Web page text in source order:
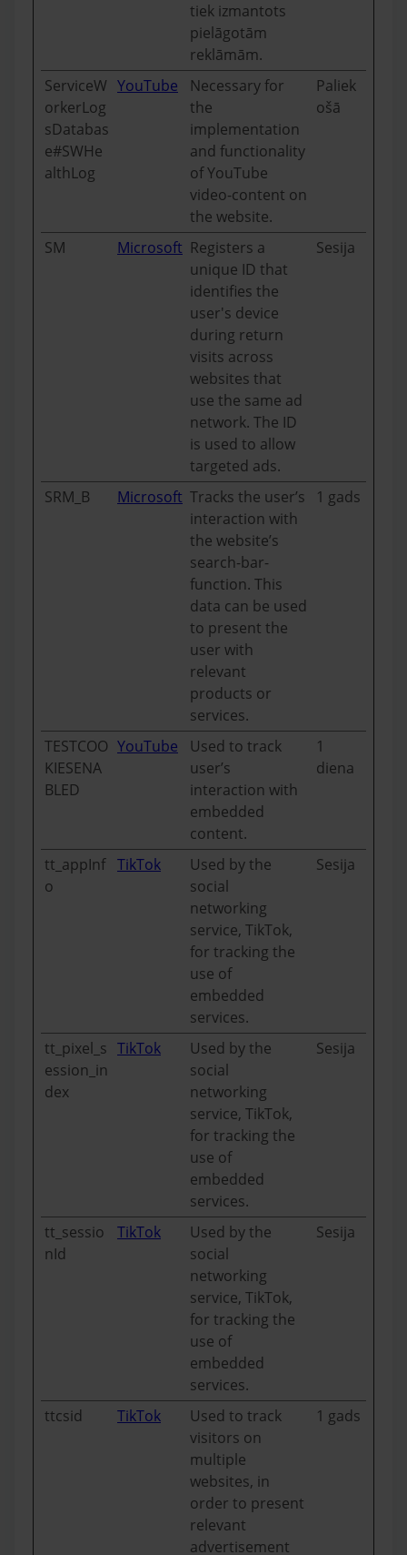
tiek izmantots
pielāgotām
reklāmām.
ServiceW
orkerLog
sDatabas
e#SWHe
althLog
YouTube
Necessary for
the
implementation
and functionality
of YouTube
video-content on
the website.
Paliek
ošā
SM Microsoft Registers a
unique ID that
identifies the
user's device
during return
visits across
websites that
use the same ad
network. The ID
is used to allow
targeted ads.
Sesija
SRM_B Microsoft Tracks the user’s
interaction with
the website’s
search-bar-
function. This
data can be used
to present the
user with
relevant
products or
services.
1 gads
TESTCOO
KIESENA
BLED
YouTube
Used to track
user’s
interaction with
embedded
content.
1
diena
tt_appInf
o
TikTok
Used by the
social
networking
service, TikTok,
for tracking the
use of
embedded
services.
Sesija
tt_pixel_s
ession_in
dex
TikTok
Used by the
social
networking
service, TikTok,
for tracking the
use of
embedded
services.
Sesija
tt_sessio
nId
TikTok
Used by the
social
networking
service, TikTok,
for tracking the
use of
embedded
services.
Sesija
ttcsid TikTok
Used to track
visitors on
multiple
websites, in
order to present
relevant
advertisement
1 gads